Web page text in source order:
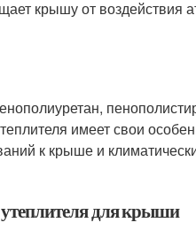
крышу от воздействия
имеет свои
к крыше и
для крыши